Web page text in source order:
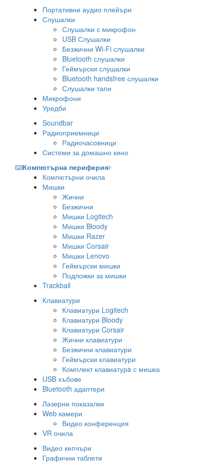
Портативни аудио плейъри
Слушалки
Слушалки с микрофон
USB Слушалки
Безжични Wi-Fi слушалки
Bluetooth слушалки
Геймърски слушалки
Bluetooth handsfree слушалки
Слушалки тапи
Микрофони
Уредби
Soundbar
Радиоприемници
Радиочасовници
Системи за домашно кино
Компютърна периферия
Компютърни очила
Мишки
Жични
Безжични
Мишки Logitech
Мишки Bloody
Мишки Razer
Мишки Corsair
Мишки Lenovo
Геймърски мишки
Подложки за мишки
Trackball
Клавиатури
Клавиатури Logitech
Клавиатури Bloody
Клавиатури Corsair
Жични клавиатури
Безжични клавиатури
Геймърски клавиатури
Комплект клавиатурa с мишка
USB хъбове
Bluetooth адаптери
Лазерни показалки
Web камери
Видео конференция
VR очила
Видео кепчъри
Графични таблети